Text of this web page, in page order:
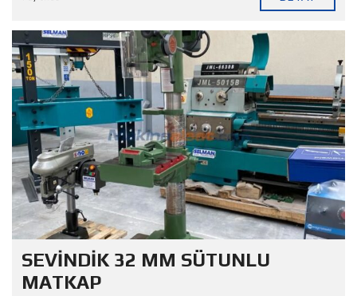
SEVİNDİK 32 MM SÜTUNLU
MATKAP